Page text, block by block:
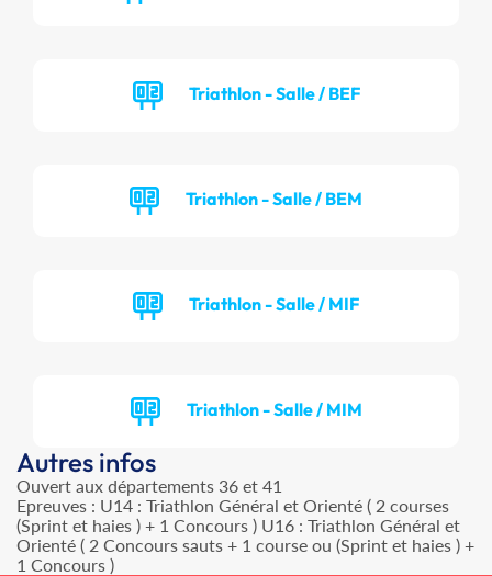
Triathlon - Salle / BEF
Triathlon - Salle / BEM
Triathlon - Salle / MIF
Triathlon - Salle / MIM
Autres infos
Ouvert aux départements 36 et 41
Epreuves : U14 : Triathlon Général et Orienté ( 2 courses
(Sprint et haies ) + 1 Concours ) U16 : Triathlon Général et
Orienté ( 2 Concours sauts + 1 course ou (Sprint et haies ) +
1 Concours )